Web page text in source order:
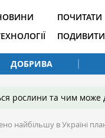
ПОЧИТАТИ
ДОБРИВА
рослини та чим може
найбільшу в Україні